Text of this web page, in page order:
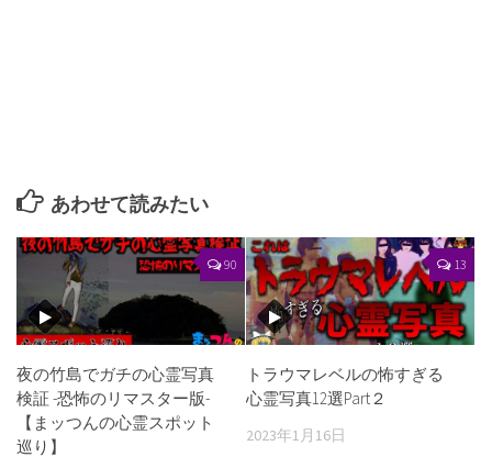
あわせて読みたい
90
夜の竹島でガチの心霊写真
検証 -恐怖のリマスター版-
【まッつんの心霊スポット
巡り】
13
トラウマレベルの怖すぎる
心霊写真12選Part２
2023年1月16日